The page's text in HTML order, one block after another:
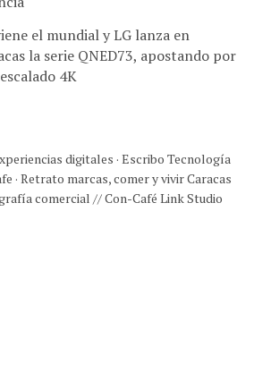
el mundial y LG lanza en
la serie QNED73, apostando por
4K
digitales · Escribo Tecnología
· Retrato marcas, comer y vivir Caracas
comercial // Con-Café Link Studio